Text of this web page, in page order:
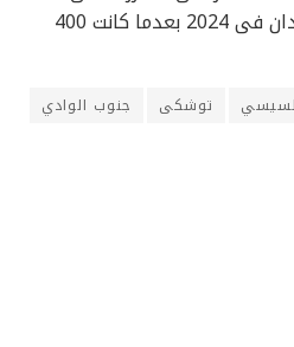
توشكى وصلت لـ420 ألف فدان فى 2024 بعدما كانت 400
توشكى
جنوب الوادي